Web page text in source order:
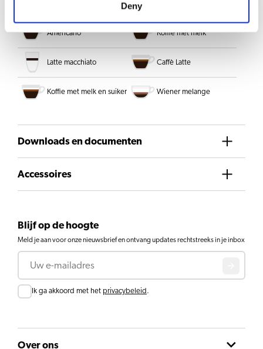
Deny
Americano Koffie met melk
Latte macchiato Caffè Latte
Koffie met melk en suiker Wiener melange
Downloads en documenten
Accessoires
Blijf op de hoogte
Meld je aan voor onze nieuwsbrief en ontvang updates rechtstreeks in je inbox
E-mail
Toestemming
Ik ga akkoord met het privacybeleid .
Over ons